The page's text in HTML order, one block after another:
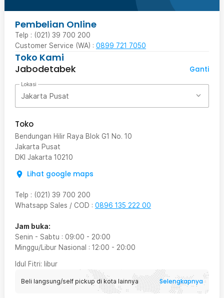
Pembelian Online
Telp : (021) 39 700 200
Customer Service (WA) : 0899 721 7050
Toko Kami
Jabodetabek
Ganti
Lokasi
Jakarta Pusat
Toko
Bendungan Hilir Raya Blok G1 No. 10
Jakarta Pusat
DKI Jakarta 10210
Lihat google maps
Telp : (021) 39 700 200
Whatsapp Sales / COD : 0896 135 222 00
Jam buka:
Senin - Sabtu : 09:00 - 20:00
Minggu/Libur Nasional : 12:00 - 20:00
Idul Fitri: libur
Beli langsung/self pickup di kota lainnya Selengkapnya